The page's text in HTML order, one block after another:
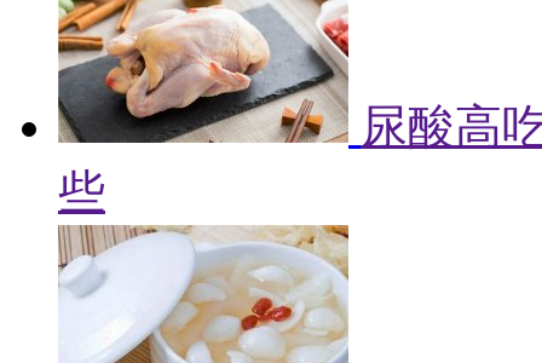
尿酸高
些